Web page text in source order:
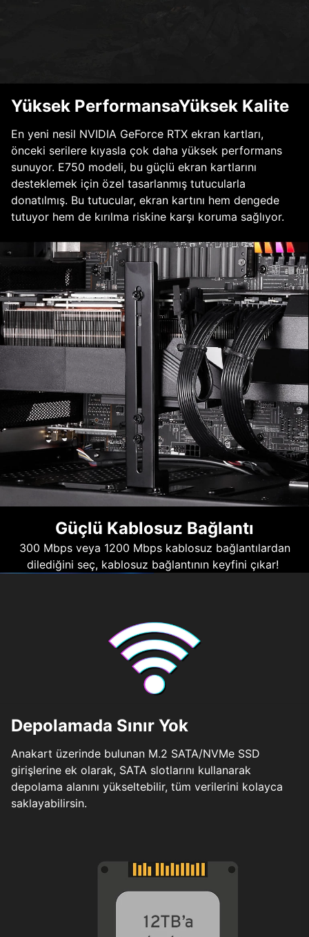
Yüksek PerformansaYüksek Kalite
En yeni nesil NVIDIA GeForce RTX ekran kartları,
önceki serilere kıyasla çok daha yüksek performans
sunuyor. E750 modeli, bu güçlü ekran kartlarını
desteklemek için özel tasarlanmış tutucularla
donatılmış. Bu tutucular, ekran kartını hem dengede
tutuyor hem de kırılma riskine karşı koruma sağlıyor.
Güçlü Kablosuz Bağlantı
300 Mbps veya 1200 Mbps kablosuz bağlantılardan
dilediğini seç, kablosuz bağlantının keyfini çıkar!
Depolamada Sınır Yok
Anakart üzerinde bulunan M.2 SATA/NVMe SSD
girişlerine ek olarak, SATA slotlarını kullanarak
depolama alanını yükseltebilir, tüm verilerini kolayca
saklayabilirsin.